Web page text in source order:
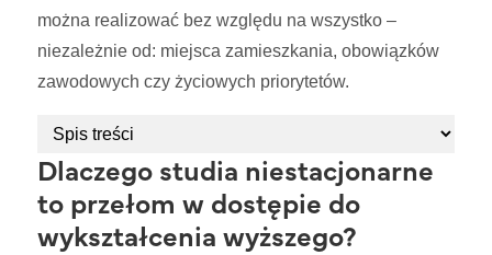
można realizować bez względu na wszystko –
niezależnie od: miejsca zamieszkania, obowiązków
zawodowych czy życiowych priorytetów.
Dlaczego studia niestacjonarne
to przełom w dostępie do
wykształcenia wyższego?